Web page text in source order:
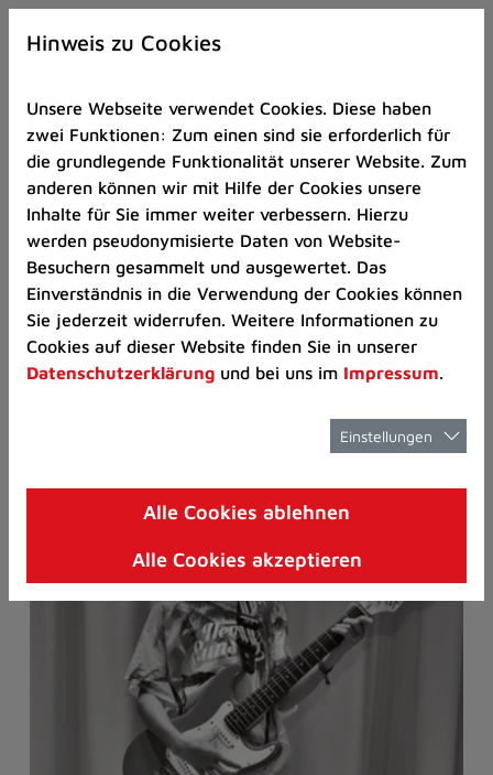
Zur
Startseite
Zum
Seitenanfang
springen
(Schnelltaste
A)
Zur
Navigation/Menü
springen
(Schnelltaste
M)
Zur
8)
Musikschule Unterricht Rock Pop
☰ Menü Musikschule
E-Gitarre
Hinweis zu Cookies
Unsere Webseite verwendet Cookies. Diese haben
zwei Funktionen: Zum einen sind sie erforderlich für
die grundlegende Funktionalität unserer Website. Zum
anderen können wir mit Hilfe der Cookies unsere
Inhalte für Sie immer weiter verbessern. Hierzu
werden pseudonymisierte Daten von Website-
Besuchern gesammelt und ausgewertet. Das
Einverständnis in die Verwendung der Cookies können
Sie jederzeit widerrufen. Weitere Informationen zu
Cookies auf dieser Website finden Sie in unserer
Datenschutzerklärung und bei uns im Impressum.
Einstellungen
Alle Cookies ablehnen
Alle Cookies akzeptieren